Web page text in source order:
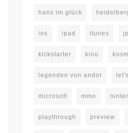
hans im glück
ios ipad itunes
kickstarter kino
legenden von andor
microsoft mmo
playthrough preview